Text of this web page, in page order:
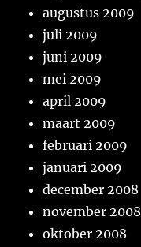
augustus 2009
juli 2009
juni 2009
mei 2009
april 2009
maart 2009
februari 2009
januari 2009
december 2008
november 2008
oktober 2008